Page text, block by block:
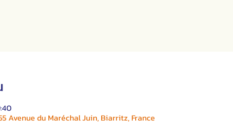
55 Avenue du Maréchal Juin, Biarritz, France